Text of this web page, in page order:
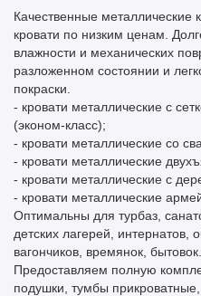
Качественные
кровати по низким ценам.
влажности и механических
разложенном состоянии и
покраски.
- кровати металлические с
(эконом-класс);
- кровати металлические со
- кровати металлические
- кровати металлические с
- кровати металлические
Оптимальны для турбаз,
детских лагерей, интернатов,
вагончиков, времянок, бытовок.
Предоставляем полную
подушки, тумбы